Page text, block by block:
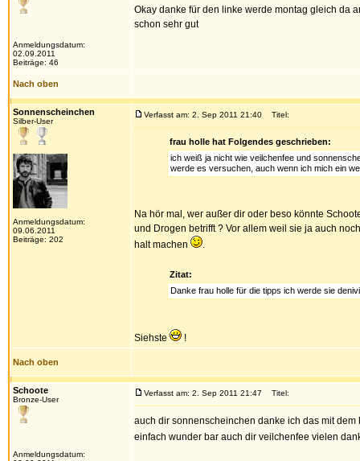
Anmeldungsdatum:
02.09.2011
Beiträge: 46
Okay danke für den linke werde montag gleich da
schon sehr gut
Nach oben
Sonnenscheinchen
Silber-User
Anmeldungsdatum:
09.06.2011
Beiträge: 202
Verfasst am: 2. Sep 2011 21:40 Titel:
frau holle hat Folgendes geschrieben:
ich weiß ja nicht wie veilchenfee und
werde es versuchen, auch wenn ich mich ein
Na hör mal, wer außer dir oder beso könnte
und Drogen betrifft ? Vor allem weil sie ja auch
halt machen
.
Zitat:
Danke frau holle für die tipps ich werde sie
Siehste !
Nach oben
Schoote
Bronze-User
Anmeldungsdatum:
Verfasst am: 2. Sep 2011 21:47 Titel:
auch dir sonnenscheinchen danke ich das mit
einfach wunder bar auch dir veilchenfee vielen